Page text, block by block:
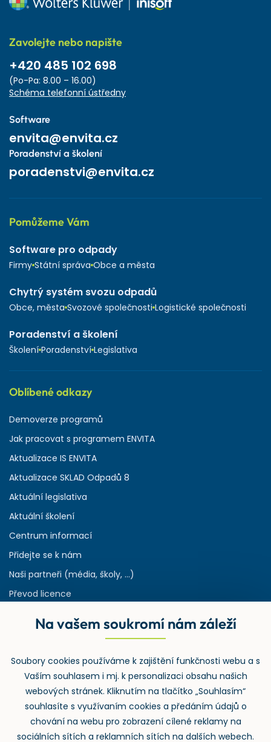
Zavolejte nebo napište
+420 485 102 698
(Po-Pa: 8.00 – 16.00)
Schéma telefonní ústředny
Software
envita@envita.cz
Poradenství a školení
poradenstvi@envita.cz
Pomůžeme Vám
Software pro odpady
Firmy Státní správa Obce a města
Chytrý systém svozu odpadů
Obce, města Svozové společnosti Logistické společnosti
Poradenství a školení
Školení Poradenství Legislativa
Oblíbené odkazy
Demoverze programů
Jak pracovat s programem ENVITA
Aktualizace IS ENVITA
Aktualizace SKLAD Odpadů 8
Aktuální legislativa
Aktuální školení
Centrum informací
Přidejte se k nám
Naši partneři (média, školy, ...)
Převod licence
Rejstřík používaných zkratek v odpadech
Zpětný odběr
Na vašem soukromí nám záleží
Soubory cookies používáme k zajištění funkčnosti webu a s
Vaším souhlasem i mj. k personalizaci obsahu našich
webových stránek. Kliknutím na tlačítko „Souhlasím“
souhlasíte s využívaním cookies a předáním údajů o
chování na webu pro zobrazení cílené reklamy na
sociálních sítích a reklamních sítích na dalších webech.